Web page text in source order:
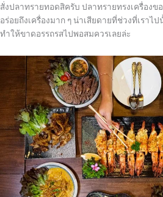
สั่งปลาทรายทอดสิครับ ปลาทรายทรงเครื่องข
อร่อยถึงเครื่องมาก ๆ น่าเสียดายที่ช่วงที่เราไ
ทำให้ขาดอรรถรสไปพอสมควรเลยล่ะ